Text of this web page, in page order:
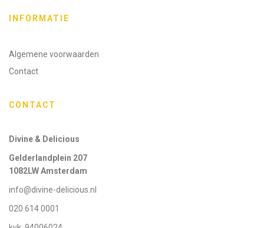
INFORMATIE
Algemene voorwaarden
Contact
CONTACT
Divine & Delicious
Gelderlandplein 207
1082LW Amsterdam
info@divine-delicious.nl
020 614 0001